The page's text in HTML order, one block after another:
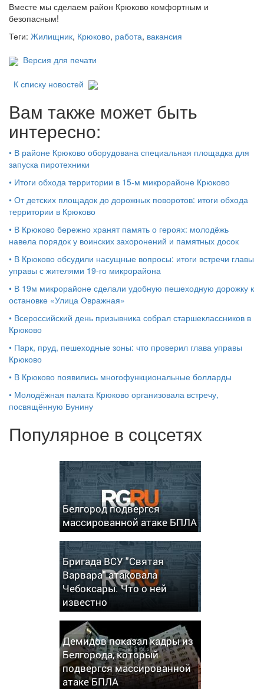
Вместе мы сделаем район Крюково комфортным и
безопасным!
Теги: Жилищник, Крюково, работа, вакансия
Версия для печати
К списку новостей
Вам также может быть
интересно:
• В районе Крюково оборудована специальная площадка для
запуска пиротехники
• Итоги обхода территории в 15‑м микрорайоне Крюково
• От детских площадок до дорожных поворотов: итоги обхода
территории в Крюково
• В Крюково бережно хранят память о героях: молодёжь
навела порядок у воинских захоронений и памятных досок
• В Крюково обсудили насущные вопросы: итоги встречи главы
управы с жителями 19‑го микрорайона
• В 19м микрорайоне сделали удобную пешеходную дорожку к
остановке «Улица Овражная»
• Всероссийский день призывника собрал старшеклассников в
Крюково
• Парк, пруд, пешеходные зоны: что проверил глава управы
Крюково
• В Крюково появились многофункциональные болларды
• Молодёжная палата Крюково организовала встречу,
посвящённую Бунину
Популярное в соцсетях
Белгород подвергся
массированной атаке БПЛА
Бригада ВСУ "Святая
Варвара" атаковала
Чебоксары. Что о ней
известно
Демидов показал кадры из
Белгорода, который
подвергся массированной
атаке БПЛА